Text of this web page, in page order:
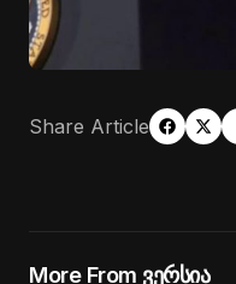
Share Article
More From ვერსია